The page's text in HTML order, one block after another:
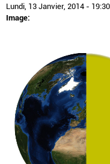
Lundi, 13 Janvier, 2014 - 19:30
Image: